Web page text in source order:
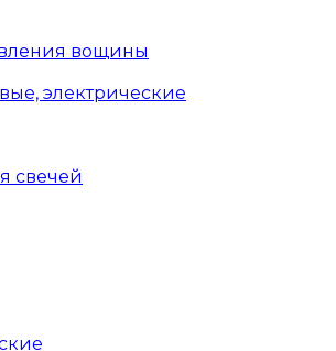
вощины
электрические
свечей